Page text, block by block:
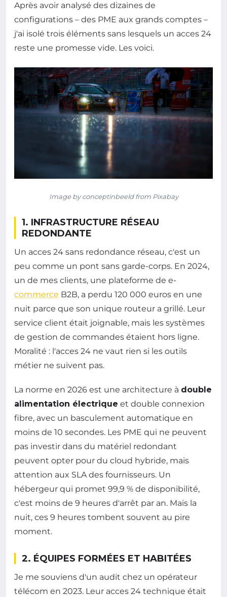
Après avoir analysé des dizaines de
configurations – des PME aux grands comptes –
j'ai isolé trois éléments sans lesquels un acces 24
reste une promesse vide. Les voici.
Image by conceptinbeeld from Pixabay
1. INFRASTRUCTURE RÉSEAU
REDONDANTE
Un acces 24 sans redondance réseau, c'est un
peu comme un pont sans garde-corps. En 2024,
un de mes clients, une plateforme de e-
commerce B2B, a perdu 120 000 euros en une
nuit parce que son unique routeur a grillé. Leur
service client était joignable, mais les systèmes
de gestion de commandes étaient hors ligne.
Moralité : l'acces 24 ne vaut rien si les outils
métier ne suivent pas.
La norme en 2026 est une architecture à double
alimentation électrique et double connexion
fibre, avec un basculement automatique en
moins de 10 secondes. Les PME qui ne peuvent
pas investir dans du matériel redondant
peuvent opter pour du cloud hybride, mais
attention aux SLA des fournisseurs. Un
hébergeur qui promet 99,9 % de disponibilité,
c'est moins de 9 heures d'arrêt par an. Mais la
nuit, ces 9 heures tombent souvent au pire
moment.
2. ÉQUIPES FORMÉES ET HABITÉES
Je me souviens d'un audit chez un opérateur
télécom en 2023. Leur acces 24 technique était